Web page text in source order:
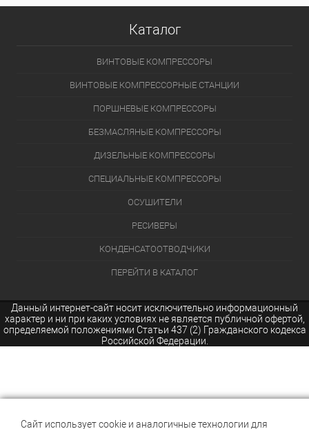
Каталог
ВИНТОВЫЕ КОМПРЕССОРЫ
ВИНТОВЫЕ КОМПРЕССОРНЫЕ СТАНЦИИ
ПОРШНЕВЫЕ КОМПРЕССОРЫ
БЕЗМАСЛЯНЫЕ КОМПРЕССОРЫ
ДИЗЕЛЬНЫЕ КОМПРЕССОРЫ
СПЕЦИАЛЬНЫЕ КОМПРЕССОРЫ
ОСУШИТЕЛИ
РЕСИВЕРЫ
КОНДЕНСАТООТВОДЧИКИ
ПЕРЕЙТИ В КАТАЛОГ
Данный интернет-сайт носит исключительно информационный
характер и ни при каких условиях не является публичной офертой,
определяемой положениями Статьи 437 (2) Гражданского кодекса
Российской Федерации.
Сайт использует cookie и аналогичные технологии для